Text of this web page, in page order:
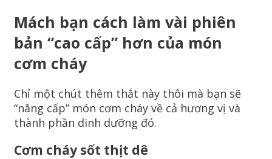
Mách bạn cách làm vài phiên
bản “cao cấp” hơn của món
cơm cháy
Chỉ một chút thêm thắt này thôi mà bạn sẽ
“nâng cấp” món cơm cháy về cả hương vị và
thành phần dinh dưỡng đó.
Cơm cháy sốt thịt dê